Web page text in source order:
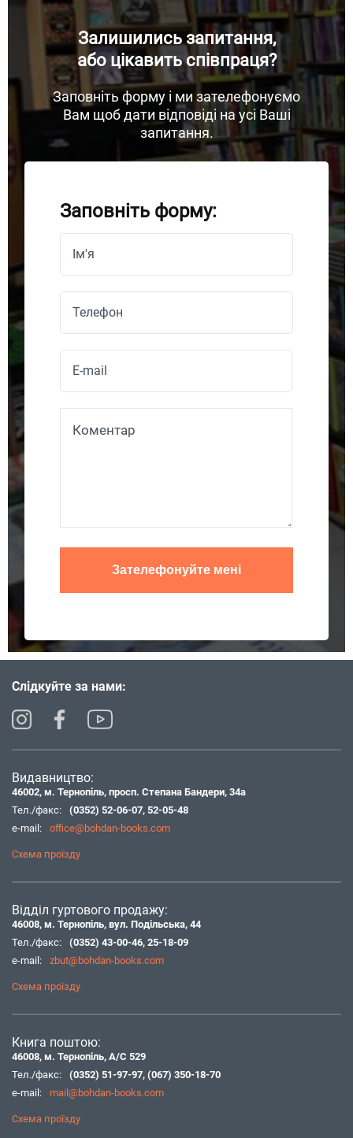
Залишились запитання,
або цікавить співпраця?
Заповніть форму і ми зателефонуємо
Вам щоб дати відповіді на усі Ваші
запитання.
Заповніть форму:
Слідкуйте за нами:
Видавництво:
46002, м. Тернопіль, просп. Степана Бандери, 34а
Тел./факс:
(0352) 52-06-07, 52-05-48
e-mail:
office@bohdan-books.com
Схема проїзду
Відділ гуртового продажу:
46008, м. Тернопіль, вул. Подільська, 44
Тел./факс:
(0352) 43-00-46, 25-18-09
e-mail:
zbut@bohdan-books.com
Схема проїзду
Книга поштою:
46008, м. Тернопіль, А/С 529
Тел./факс:
(0352) 51-97-97, (067) 350-18-70
e-mail:
mail@bohdan-books.com
Схема проїзду